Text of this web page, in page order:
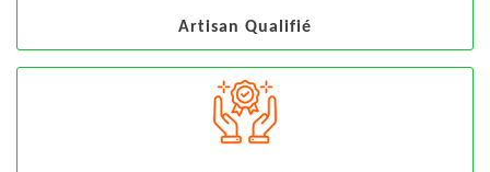
Artisan Qualifié